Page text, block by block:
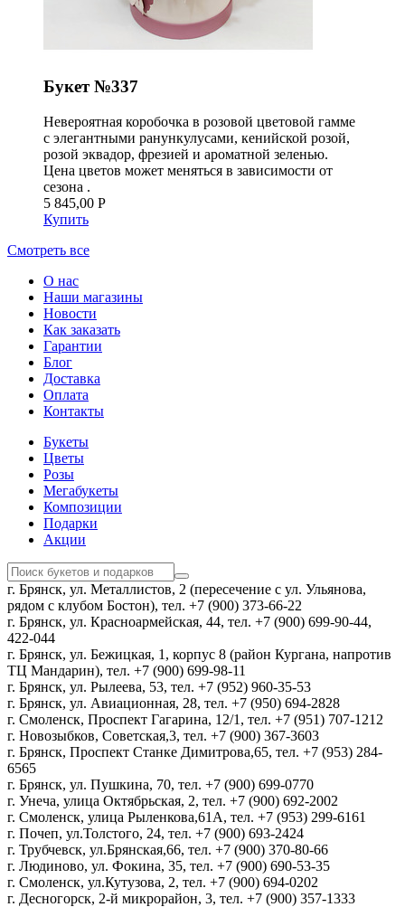
Букет №337
Невероятная коробочка в розовой цветовой гамме
с элегантными ранункулусами, кенийской розой,
розой эквадор, фрезией и ароматной зеленью.
Цена цветов может меняться в зависимости от
сезона .
5 845,00 Р
Купить
Смотреть все
О нас
Наши магазины
Новости
Как заказать
Гарантии
Блог
Доставка
Оплата
Контакты
Букеты
Цветы
Розы
Мегабукеты
Композиции
Подарки
Акции
г. Брянск, ул. Металлистов, 2 (пересечение с ул. Ульянова,
рядом с клубом Бостон), тел. +7 (900) 373-66-22
г. Брянск, ул. Красноармейская, 44, тел. +7 (900) 699-90-44,
422-044
г. Брянск, ул. Бежицкая, 1, корпус 8 (район Кургана, напротив
ТЦ Мандарин), тел. +7 (900) 699-98-11
г. Брянск, ул. Рылеева, 53, тел. +7 (952) 960-35-53
г. Брянск, ул. Авиационная, 28, тел. +7 (950) 694-2828
г. Смоленск, Проспект Гагарина, 12/1, тел. +7 (951) 707-1212
г. Новозыбков, Советская,3, тел. +7 (900) 367-3603
г. Брянск, Проспект Станке Димитрова,65, тел. +7 (953) 284-
6565
г. Брянск, ул. Пушкина, 70, тел. +7 (900) 699-0770
г. Унеча, улица Октябрьская, 2, тел. +7 (900) 692-2002
г. Смоленск, улица Рыленкова,61А, тел. +7 (953) 299-6161
г. Почеп, ул.Толстого, 24, тел. +7 (900) 693-2424
г. Трубчевск, ул.Брянская,66, тел. +7 (900) 370-80-66
г. Людиново, ул. Фокина, 35, тел. +7 (900) 690-53-35
г. Смоленск, ул.Кутузова, 2, тел. +7 (900) 694-0202
г. Десногорск, 2-й микрорайон, 3, тел. +7 (900) 357-1333